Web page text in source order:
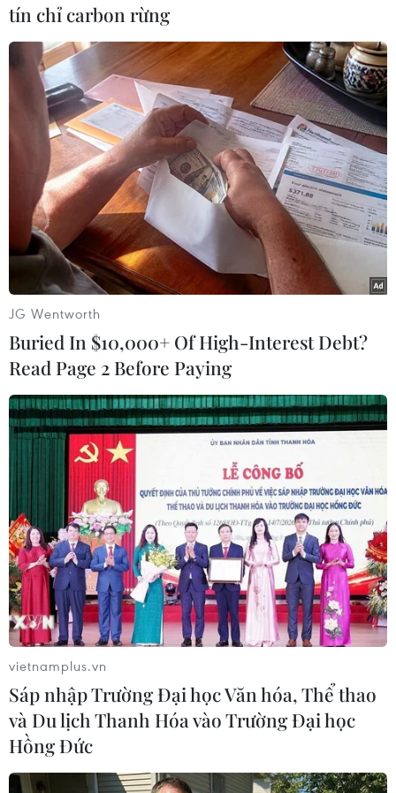
Xuất hiện nghi
vấn trong quá trình tìm
kiếm thanh niên mất tích
ở rừng Cúc Phương
Chiều 18/8, cán bộ Vườn quốc gia Cúc Phương
(Ninh Bình) cho biết sau 5 ngày 4 đêm tìm kiếm,
vẫn chưa tìm thấy anh Nguyễn Quốc Mạnh (sinh
năm 1992, trú tại Thành phố Hải Phòng), người
mất tích ở rừng Cúc Phương.
#Vườn quốc gia Cúc Phương
#du khách mất tích
Theo dõi VietnamPlus
tín chỉ carbon rừng
JG Wentworth
Buried In $10,000+ Of High-Interest Debt?
Read Page 2 Before Paying
vietnamplus.vn
Sáp nhập Trường Đại học Văn hóa, Thể thao
và Du lịch Thanh Hóa vào Trường Đại học
Hồng Đức